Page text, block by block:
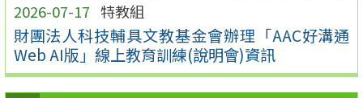
2026-07-17 特教組
財團法人科技輔具文教基金會辦理「AAC好溝通
Web AI版」線上教育訓練(說明會)資訊